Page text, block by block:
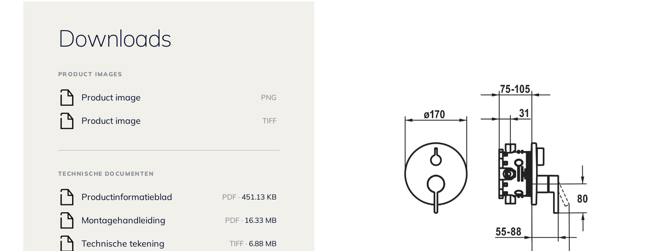
Downloads
PRODUCT IMAGES
Product image PNG
Product image TIFF
TECHNISCHE DOCUMENTEN
Productinformatieblad PDF · 451.13 KB
Montagehandleiding PDF · 16.33 MB
Technische tekening TIFF · 6.88 MB